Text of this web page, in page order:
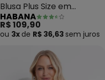
Blusa Plus Size em
Misturinha (Bege)
HABANA
R$ 109,90
ou 3x de R$ 36,63 sem juros